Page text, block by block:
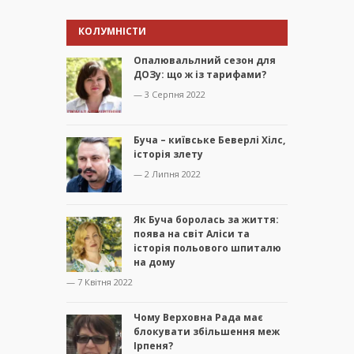
КОЛУМНІСТИ
Опалювальлний сезон для
ДОЗу: що ж із тарифами?
— 3 Серпня 2022
Буча – київське Беверлі Хілс,
історія злету
— 2 Липня 2022
Як Буча боролась за життя:
поява на світ Аліси та
історія польового шпиталю
на дому
— 7 Квітня 2022
Чому Верховна Рада має
блокувати збільшення меж
Ірпеня?